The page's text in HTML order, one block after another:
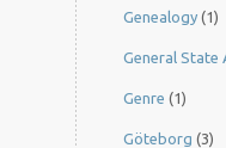
Genealogy (1)
General State
Genre (1)
Göteborg (3)